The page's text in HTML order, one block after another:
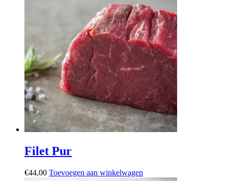
Filet Pur
€44,00 Toevoegen aan winkelwagen